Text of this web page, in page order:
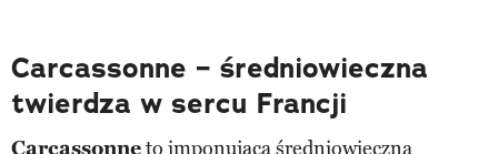
Carcassonne – średniowieczna
twierdza w sercu Francji
Carcassonneto imponująca średniowieczna